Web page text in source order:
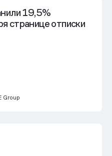
19,5%
странице отписки
Group